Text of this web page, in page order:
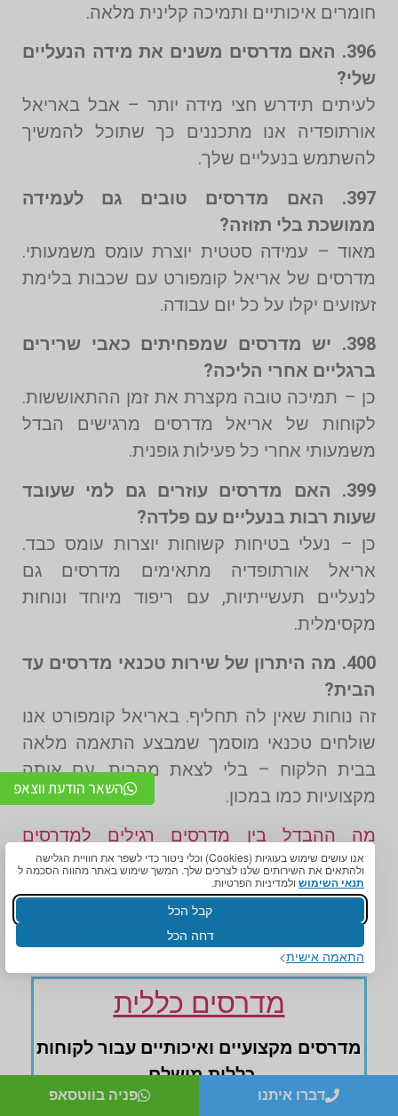
אנו עושים שימוש בעוגיות (Cookies) וכלי ניטור כדי לשפר את חוויית הגלישה
ולהתאים את השירותים שלנו לצרכים שלך. המשך שימוש באתר מהווה הסכמה ל
תנאי השימוש ולמדיניות הפרטיות.
קבל הכל
דחה הכל
התאמה אישית
חומרים איכותיים ותמיכה קלינית מלאה.
396. האם מדרסים משנים את מידה הנעליים
שלי?
לעיתים תידרש חצי מידה יותר – אבל באריאל
אורתופדיה אנו מתכננים כך שתוכל להמשיך
להשתמש בנעליים שלך.
397. האם מדרסים טובים גם לעמידה
ממושכת בלי תזוזה?
מאוד – עמידה סטטית יוצרת עומס משמעותי.
מדרסים של אריאל קומפורט עם שכבות בלימת
זעזועים יקלו על כל יום עבודה.
398. יש מדרסים שמפחיתים כאבי שרירים
ברגליים אחרי הליכה?
כן – תמיכה טובה מקצרת את זמן ההתאוששות.
לקוחות של אריאל מדרסים מרגישים הבדל
משמעותי אחרי כל פעילות גופנית.
399. האם מדרסים עוזרים גם למי שעובד
שעות רבות בנעליים עם פלדה?
כן – נעלי בטיחות קשוחות יוצרות עומס כבד.
אריאל אורתופדיה מתאימים מדרסים גם
לנעליים תעשייתיות, עם ריפוד מיוחד ונוחות
מקסימלית.
400. מה היתרון של שירות טכנאי מדרסים עד
הבית?
זה נוחות שאין לה תחליף. באריאל קומפורט אנו
שולחים טכנאי מוסמך שמבצע התאמה מלאה
בבית הלקוח – בלי לצאת מהבית, עם אותה
מקצועיות כמו במכון.
מה ההבדל בין מדרסים רגילים למדרסים
לדורבן?
מדרסים אורטופדיים
מדרסים כללית
מדרסים ‏מקצועיים ‏ואיכותיים עבור לקוחות
‏כללית מושלם
השאר הודעת ווצאפ
דברו איתנו פניה בווטסאפ